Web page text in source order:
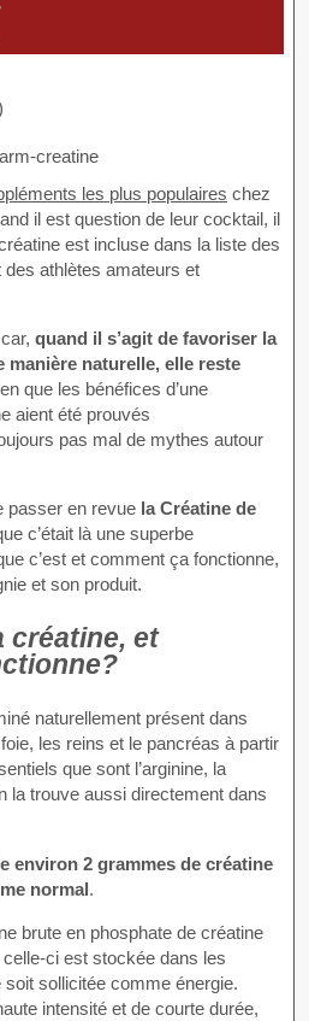
les plus populaires chez
il est question de leur cocktail, il
est incluse dans la liste des
athlètes amateurs et
quand il s’agit de favoriser la
naturelle, elle reste
que les bénéfices d’une
aient été prouvés
pas mal de mythes autour
passer en revue la Créatine de
c’était là une superbe
c’est et comment ça fonctionne,
et son produit.
créatine, et
naturellement présent dans
les reins et le pancréas à partir
que sont l’arginine, la
la trouve aussi directement dans
environ 2 grammes de créatine
normal.
brute en phosphate de créatine
ci est stockée dans les
soit sollicitée comme énergie.
intensité et de courte durée,